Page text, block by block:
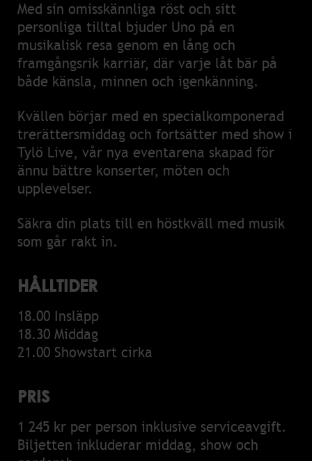
Med sin omisskännliga röst och sitt
personliga tilltal bjuder Uno på en
musikalisk resa genom en lång och
framgångsrik karriär, där varje låt bär på
både känsla, minnen och igenkänning.
Kvällen börjar med en specialkomponerad
trerättersmiddag och fortsätter med show i
Tylö Live, vår nya eventarena skapad för
ännu bättre konserter, möten och
upplevelser.
Säkra din plats till en höstkväll med musik
som går rakt in.
HÅLLTIDER
18.00 Insläpp
18.30 Middag
21.00 Showstart cirka
PRIS
1 245 kr per person inklusive serviceavgift.
Biljetten inkluderar middag, show och